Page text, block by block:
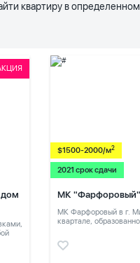
квартиру в
$1500-2000/м2
2021 срок сдачи
МК "Фарфоровый"
МК Фарфоровый в г.
квартале,